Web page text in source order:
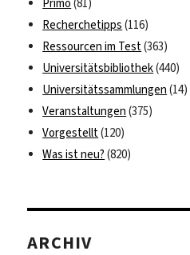
Primo (81)
Recherchetipps (116)
Ressourcen im Test(363)
Universitätsbibliothek(440)
Universitätssammlungen (14)
Veranstaltungen (375)
Vorgestellt(120)
Was ist neu? (820)
ARCHIV